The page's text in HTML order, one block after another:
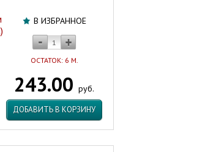
В ИЗБРАННОЕ
ОСТАТОК: 6 М.
243.00 руб.
ДОБАВИТЬ В КОРЗИНУ